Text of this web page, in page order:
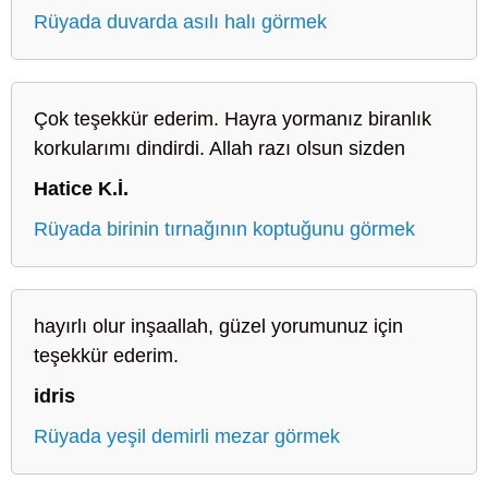
Rüyada duvarda asılı halı görmek
Çok teşekkür ederim. Hayra yormanız biranlık
korkularımı dindirdi. Allah razı olsun sizden
Hatice K.İ.
Rüyada birinin tırnağının koptuğunu görmek
hayırlı olur inşaallah, güzel yorumunuz için
teşekkür ederim.
idris
Rüyada yeşil demirli mezar görmek